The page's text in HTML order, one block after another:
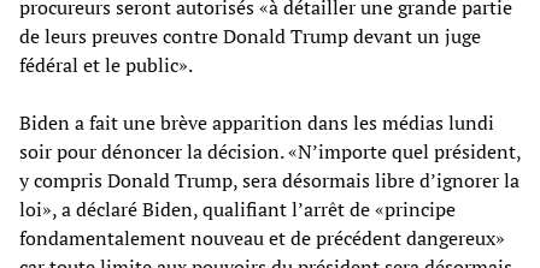
procureurs seront autorisés «à détailler une grande partie
de leurs preuves contre Donald Trump devant un juge
fédéral et le public».
Biden a fait une brève apparition dans les médias lundi
soir pour dénoncer la décision. «N’importe quel président,
y compris Donald Trump, sera désormais libre d’ignorer la
loi», a déclaré Biden, qualifiant l’arrêt de «principe
fondamentalement nouveau et de précédent dangereux»